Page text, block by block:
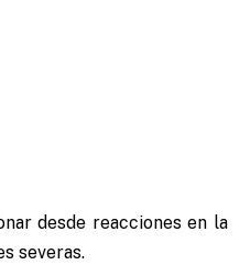
desde reacciones en la
severas.